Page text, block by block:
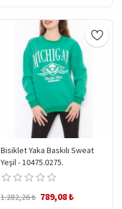
Bisiklet Yaka Baskılı Sweat
Yeşil - 10475.0275.
1.282,26 ₺ 789,08 ₺